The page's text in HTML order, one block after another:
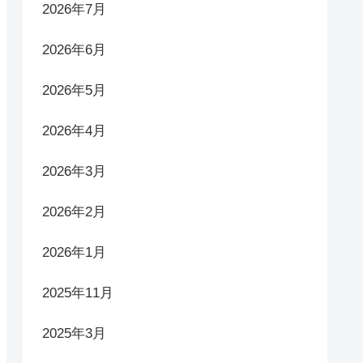
2026年7月
2026年6月
2026年5月
2026年4月
2026年3月
2026年2月
2026年1月
2025年11月
2025年3月